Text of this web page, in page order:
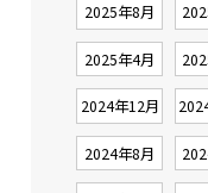
2025年8月
2025年4月
2024年12月
2024年8月